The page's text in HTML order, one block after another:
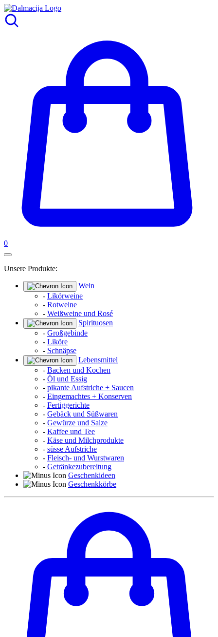
0
Unsere Produkte:
Wein
- Likörweine
- Rotweine
- Weißweine und Rosé
Spirituosen
- Großgebinde
- Liköre
- Schnäpse
Lebensmittel
- Backen und Kochen
- Öl und Essig
- pikante Aufstriche + Saucen
- Eingemachtes + Konserven
- Fertiggerichte
- Gebäck und Süßwaren
- Gewürze und Salze
- Kaffee und Tee
- Käse und Milchprodukte
- süsse Aufstriche
- Fleisch- und Wurstwaren
- Getränkezubereitung
Geschenkideen
Geschenkkörbe